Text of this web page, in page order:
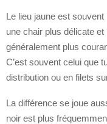
Le lieu jaune est
une chair plus délicate
généralement plus
C’est souvent celui que
distribution ou en filets
La différence se joue
noir est plus